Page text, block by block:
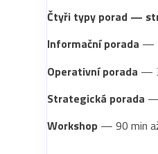
Čtyři typy porad —
Informační porada —
Operativní porada —
Strategická porada —
Workshop — 90 min